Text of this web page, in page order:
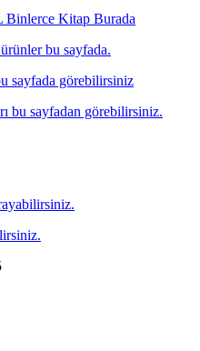
Binlerce Kitap Burada
bu sayfada.
sayfada görebilirsiniz
bu sayfadan görebilirsiniz.